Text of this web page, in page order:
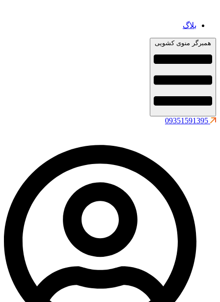
بلاگ
همبرگر منوی کشویی
09351591395